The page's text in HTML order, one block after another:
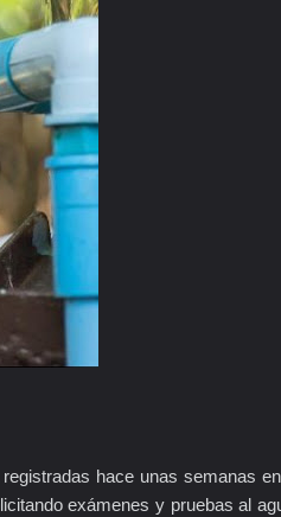
hace unas semanas
exámenes y pruebas al